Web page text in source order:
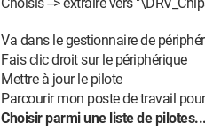
Va dans le gestionnaire de
Fais clic droit sur le périphérique
Mettre à jour le pilote
Parcourir mon poste de travail
Choisir parmi une liste de pilotes...